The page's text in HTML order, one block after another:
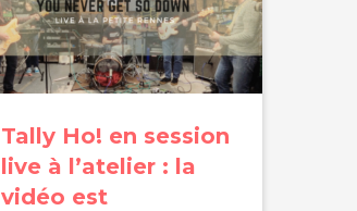
Tally Ho! en session
live à l’atelier : la
vidéo est